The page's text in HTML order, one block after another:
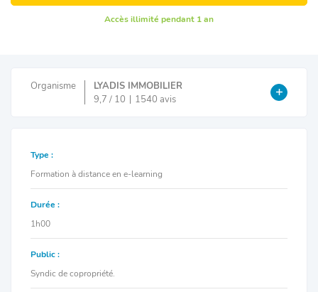
Accès illimité pendant 1 an
Organisme
LYADIS IMMOBILIER
9,7 / 10
1540 avis
Type :
Formation à distance en e-learning
Durée :
1h00
Public :
Syndic de copropriété.